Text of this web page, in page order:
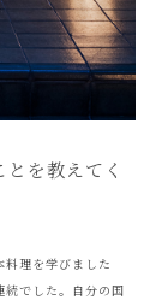
を教えてく
理を学びました
続でした。自分の国